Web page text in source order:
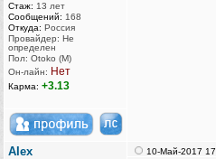
Стаж: 13 лет
Сообщений: 168
Откуда: Россия
Провайдер: Не
определен
Пол: Otoko (M)
Он-лайн: Нет
Карма: +3.13
AIex 10-Май-2017